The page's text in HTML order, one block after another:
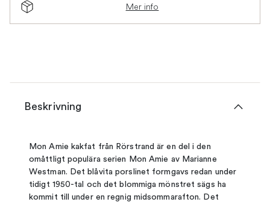
Mer info
Beskrivning
Mon Amie kakfat från Rörstrand är en del i den
omåttligt populära serien Mon Amie av Marianne
Westman. Det blåvita porslinet formgavs redan under
tidigt 1950-tal och det blommiga mönstret sägs ha
kommit till under en regnig midsommarafton. Det